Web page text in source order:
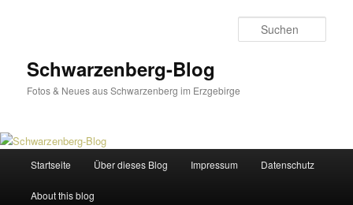
Schwarzenberg-Blog
Fotos & Neues aus Schwarzenberg im Erzgebirge
Startseite Über dieses Blog Impressum Datenschutz
About this blog